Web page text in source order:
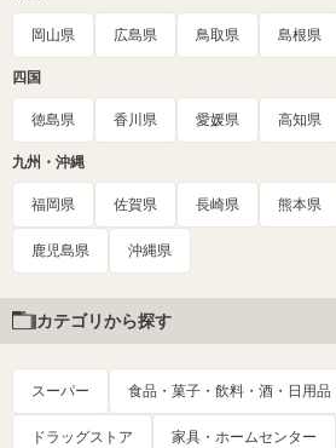
岡山県 広島県 鳥取県 島根県
四国
徳島県 香川県 愛媛県 高知県
九州・沖縄
福岡県 佐賀県 長崎県 熊本県
鹿児島県 沖縄県
カテゴリから探す
スーパー 食品・菓子・飲料・酒・日用品
ドラッグストア 家具・ホームセンター